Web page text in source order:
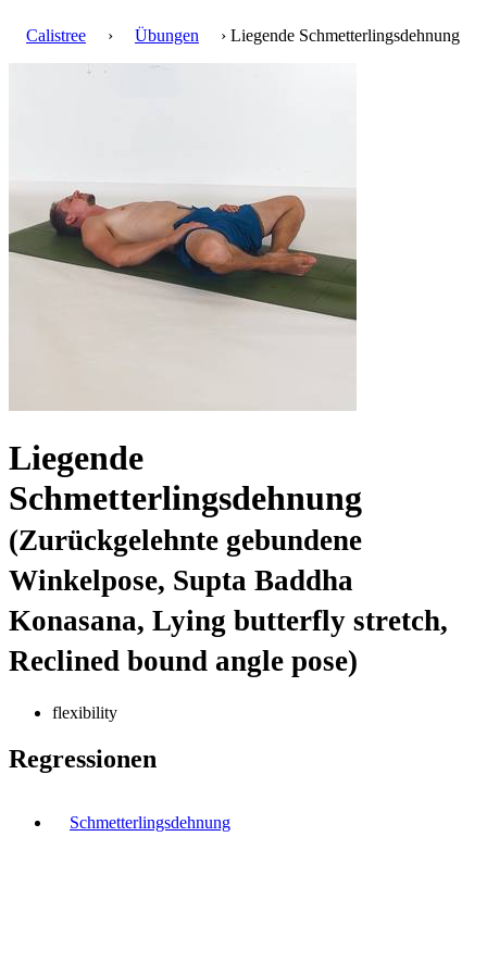
Calistree › Übungen › Liegende Schmetterlingsdehnung
Liegende
Schmetterlingsdehnung
(Zurückgelehnte gebundene
Winkelpose, Supta Baddha
Konasana, Lying butterfly stretch,
Reclined bound angle pose)
flexibility
Regressionen
Schmetterlingsdehnung